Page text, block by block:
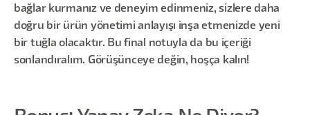
bağlar kurmanız ve deneyim edinmeniz, sizlere daha
doğru bir ürün yönetimi anlayışı inşa etmenizde yeni
bir tuğla olacaktır. Bu final notuyla da bu içeriği
sonlandıralım. Görüşünceye değin, hoşça kalın!